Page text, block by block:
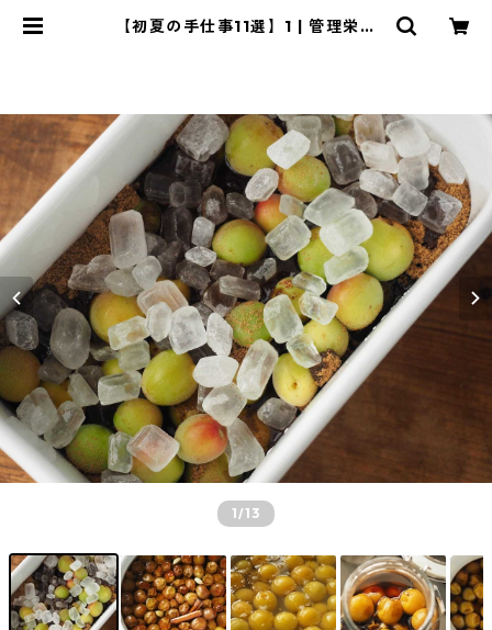
【初夏の手仕事11選】1 | 管理栄養
1/13